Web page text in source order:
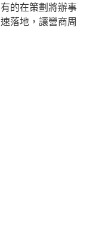
的在策劃將辦事
落地，讓營商周